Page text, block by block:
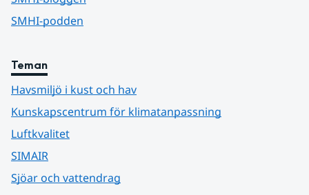
SMHI-podden
Teman
Havsmiljö i kust och hav
Kunskapscentrum för klimatanpassning
Luftkvalitet
SIMAIR
Sjöar och vattendrag